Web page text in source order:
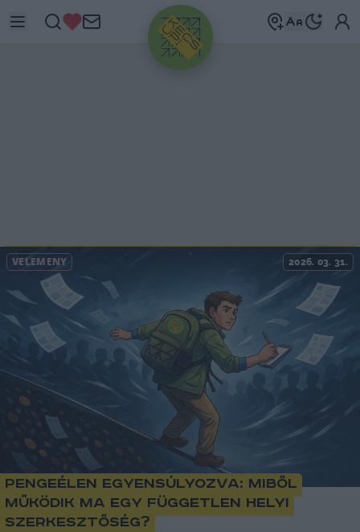
HIRDETÉS
VÉLEMÉNY 2026. 03. 31.
Pengeélen egyensúlyozva: miből
működik ma egy független helyi
szerkesztőség?